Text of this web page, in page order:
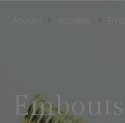
Apprêts
Embouts